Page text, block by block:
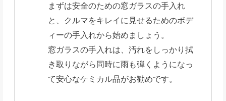
まずは安全のための窓ガラスの手入れ
と、クルマをキレイに見せるためのボデ
ィーの手入れから始めましょう。
窓ガラスの手入れは、汚れをしっかり拭
き取りながら同時に雨も弾くようになっ
て安心なケミカル品がお勧めです。